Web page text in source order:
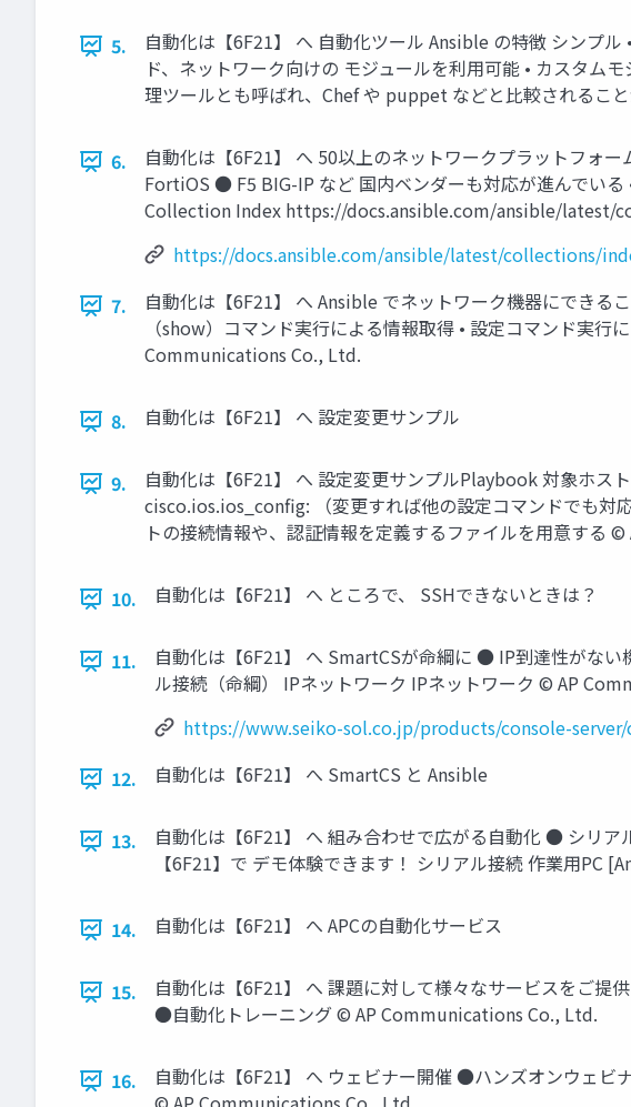
5.
自動化は【6F21】 へ 自動化ツール Ansible の特徴 シンプ
ド、ネットワーク向けの モジュールを利用可能 • カスタム
理ツールとも呼ばれ、Chef や puppet などと比較されるこ
6.
自動化は【6F21】 へ 50以上のネットワークプラットフ
FortiOS ● F5 BIG-IP など 国内ベンダーも対応が進んで
Collection Index https://docs.ansible.com/ansible/latest/
https://docs.ansible.com/ansible/latest/collections/
7.
自動化は【6F21】 へ Ansible でネットワーク機器にでき
（show）コマンド実行による情報取得 • 設定コマンド実
Communications Co., Ltd.
8. 自動化は【6F21】 へ 設定変更サンプル
9.
自動化は【6F21】 へ 設定変更サンプルPlaybook 対象ホ
cisco.ios.ios_config: （変更すれば他の設定コマンドでも
トの接続情報や、認証情報を定義するファイルを用意する
10. 自動化は【6F21】 へ ところで、 SSHできないときは？
11.
自動化は【6F21】 へ SmartCSが命綱に ● IP到達性がな
ル接続（命綱） IPネットワーク IPネットワーク © AP
https://www.seiko-sol.co.jp/products/console-server/
12.
自動化は【6F21】 へ SmartCS と Ansible
13.
自動化は【6F21】 へ 組み合わせで広がる自動化 ● シリ
【6F21】で デモ体験できます！ シリアル接続 作業用PC
14. 自動化は【6F21】 へ APCの自動化サービス
15.
自動化は【6F21】 へ 課題に対して様々なサービスをご
●自動化トレーニング © AP Communications Co., Ltd.
16.
自動化は【6F21】 へ ウェビナー開催 ●ハンズオンウェ